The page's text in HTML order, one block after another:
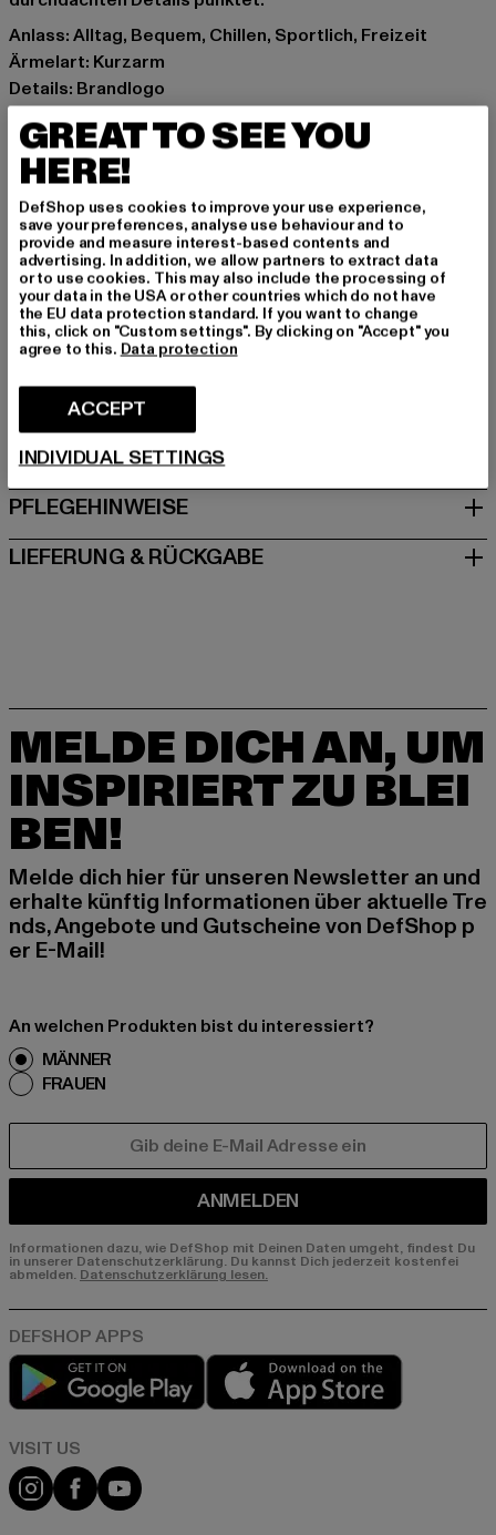
Anlass: Alltag, Bequem, Chillen, Sportlich, Freizeit
Ärmelart: Kurzarm
Details: Brandlogo
Marke: Pas De Monaco
Kat.: Poloshirts
Farbe: weiß
Hersteller Farbe: off white
Materialzusammensetzung: 100% Baumwolle
Art.Nr: 0009015-04359
Hersteller: Zabou House |Krishna@zabou.co.uk
Shelley Road, Ashton-on-Ribble | PR2 2ZH Lancashire |
GB
GRÖSSE & PASSFORM
PFLEGEHINWEISE
LIEFERUNG & RÜCKGABE
MELDE DICH AN, UM
INSPIRIERT ZU BLEI
BEN!
Melde dich hier für unseren Newsletter an und
erhalte künftig Informationen über aktuelle Tre
nds, Angebote und Gutscheine von DefShop p
er E-Mail!
An welchen Produkten bist du interessiert?
MÄNNER
FRAUEN
ANMELDEN
Informationen dazu, wie DefShop mit Deinen Daten umgeht, findest Du
in unserer Datenschutzerklärung. Du kannst Dich jederzeit kostenfei
abmelden. Datenschutzerklärung lesen.
Play market
Visit our Instagram page:
Visit our Facebook page:
Visit our YouTube channel:
GREAT TO SEE YOU
HERE!
DefShop uses cookies to improve your use experience,
save your preferences, analyse use behaviour and to
provide and measure interest-based contents and
advertising. In addition, we allow partners to extract data
or to use cookies. This may also include the processing of
your data in the USA or other countries which do not have
the EU data protection standard. If you want to change
this, click on "Custom settings". By clicking on "Accept" you
agree to this. Data protection
ACCEPT
INDIVIDUAL SETTINGS